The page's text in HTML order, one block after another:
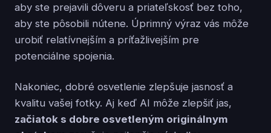
aby ste prejavili dôveru a priateľskosť bez toho,
aby ste pôsobili nútene. Úprimný výraz vás môže
urobiť relatívnejším a príťažlivejším pre
potenciálne spojenia.
Nakoniec, dobré osvetlenie zlepšuje jasnosť a
kvalitu vašej fotky. Aj keď AI môže zlepšiť jas,
začiatok s dobre osvetleným originálnym